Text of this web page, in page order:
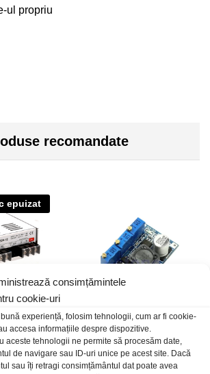
consimțămintele
cookie-uri
experiență, folosim tehnologii, cum ar fi cookie-
accesa informațiile despre dispozitive.
aceste tehnologii ne permite să procesăm date,
de navigare sau ID-uri unice pe acest site. Dacă
sau îți retragi consimțământul dat poate avea
ul propriu
recomandate
epuizat
144V
12
Convertor DC-DC 4-40V 1.25-
37V 3A step down CC CV